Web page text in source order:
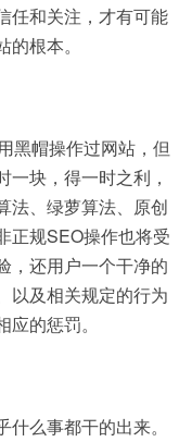
任和关注，才有可能
根本。
黑帽操作过网站，但
块，得一时之利，
法、绿萝算法、原创
正规SEO操作也将受
，还用户一个干净的
以及相关规定的行为
的惩罚。
么事都干的出来。